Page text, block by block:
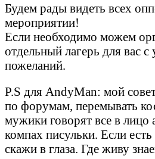
Будем рады видеть всех
мероприятии!
Если необходимо можем
отдельный лагерь для вас
пожеланий.
P.S для AndyMan: мой
по форумам, перемывать
мужики говорят все в лицо
компах писульки. Если
скажи в глаза. Где живу